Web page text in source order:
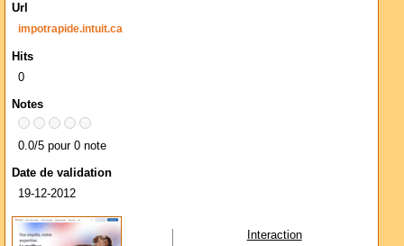
Url
impotrapide.intuit.ca
Hits
0
Notes
0.0/5 pour 0 note
Date de validation
19-12-2012
Interaction